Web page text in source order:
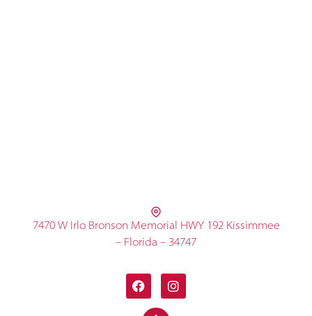
7470 W Irlo Bronson Memorial HWY 192 Kissimmee
– Florida – 34747